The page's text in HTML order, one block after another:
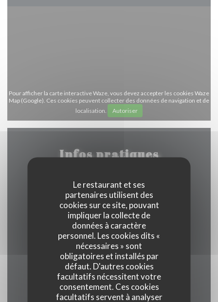
Le restaurant et ses
partenaires utilisent des
cookies sur ce site, pouvant
impliquer la collecte de
données à caractère
personnel. Les cookies dits «
nécessaires » sont
obligatoires et installés par
défaut. D'autres cookies
facultatifs nécessitent votre
consentement. Ces cookies
facultatifs servent à analyser
Pour afficher la carte interactive Waze, vous devez accepter les cookies Waze
Map (Google). Ces cookies peuvent collecter des données de navigation et de
localisation.
Autoriser
Infos pratiques
Cuisine
Traditionnel, Produits frais, Terroir
Type de restaurant
Restaurant Gastronomique
Services
Veranda, Wifi, Climatisation, Service voiturier,